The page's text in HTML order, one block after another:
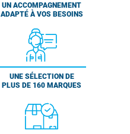
UN ACCOMPAGNEMENT
ADAPTÉ À VOS BESOINS
UNE SÉLECTION DE
PLUS DE 160 MARQUES